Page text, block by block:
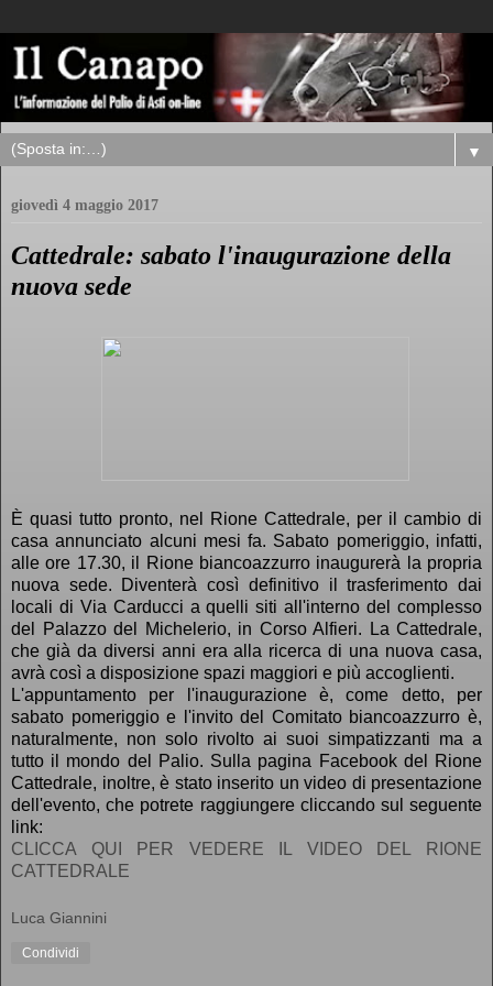
▼
giovedì 4 maggio 2017
Cattedrale: sabato l'inaugurazione della
nuova sede
È quasi tutto pronto, nel Rione Cattedrale, per il cambio di
casa annunciato alcuni mesi fa. Sabato pomeriggio, infatti,
alle ore 17.30, il Rione biancoazzurro inaugurerà la propria
nuova sede. Diventerà così definitivo il trasferimento dai
locali di Via Carducci a quelli siti all'interno del complesso
del Palazzo del Michelerio, in Corso Alfieri. La Cattedrale,
che già da diversi anni era alla ricerca di una nuova casa,
avrà così a disposizione spazi maggiori e più accoglienti.
L'appuntamento per l'inaugurazione è, come detto, per
sabato pomeriggio e l'invito del Comitato biancoazzurro è,
naturalmente, non solo rivolto ai suoi simpatizzanti ma a
tutto il mondo del Palio. Sulla pagina Facebook del Rione
Cattedrale, inoltre, è stato inserito un video di presentazione
dell'evento, che potrete raggiungere cliccando sul seguente
link:
CLICCA QUI PER VEDERE IL VIDEO DEL RIONE
CATTEDRALE
Luca Giannini
Condividi